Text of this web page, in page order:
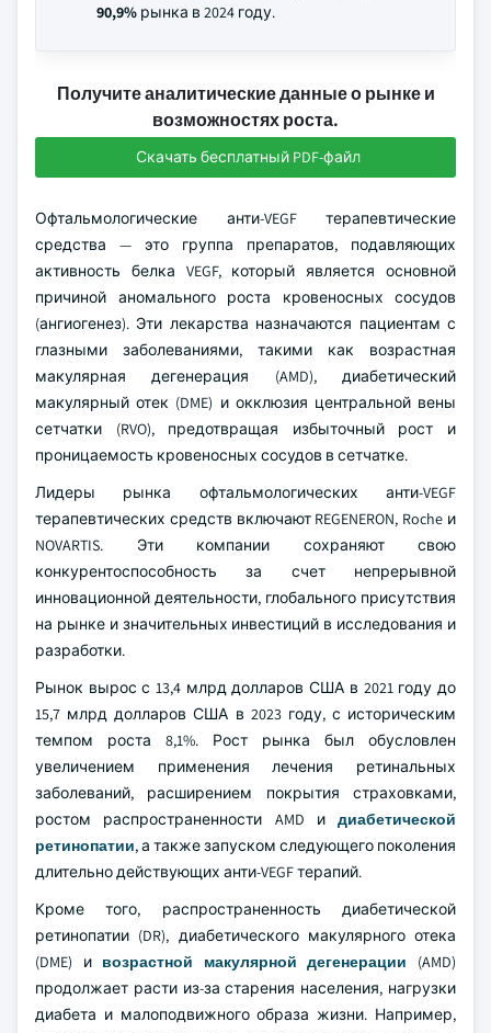
90,9% рынка в 2024 году.
Получите аналитические данные о рынке и
возможностях роста.
Скачать бесплатный PDF-файл
Офтальмологические анти-VEGF терапевтические
средства — это группа препаратов, подавляющих
активность белка VEGF, который является основной
причиной аномального роста кровеносных сосудов
(ангиогенез). Эти лекарства назначаются пациентам с
глазными заболеваниями, такими как возрастная
макулярная дегенерация (AMD), диабетический
макулярный отек (DME) и окклюзия центральной вены
сетчатки (RVO), предотвращая избыточный рост и
проницаемость кровеносных сосудов в сетчатке.
Лидеры рынка офтальмологических анти-VEGF
терапевтических средств включают REGENERON, Roche и
NOVARTIS. Эти компании сохраняют свою
конкурентоспособность за счет непрерывной
инновационной деятельности, глобального присутствия
на рынке и значительных инвестиций в исследования и
разработки.
Рынок вырос с 13,4 млрд долларов США в 2021 году до
15,7 млрд долларов США в 2023 году, с историческим
темпом роста 8,1%. Рост рынка был обусловлен
увеличением применения лечения ретинальных
заболеваний, расширением покрытия страховками,
ростом распространенности AMD и диабетической
ретинопатии, а также запуском следующего поколения
длительно действующих анти-VEGF терапий.
Кроме того, распространенность диабетической
ретинопатии (DR), диабетического макулярного отека
(DME) и возрастной макулярной дегенерации (AMD)
продолжает расти из-за старения населения, нагрузки
диабета и малоподвижного образа жизни. Например,